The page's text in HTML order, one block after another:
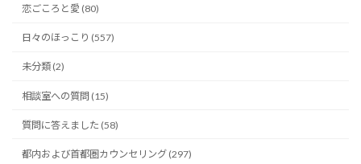
恋ごころと愛 (80)
日々のほっこり (557)
未分類 (2)
相談室への質問 (15)
質問に答えました (58)
都内および首都圏カウンセリング (297)